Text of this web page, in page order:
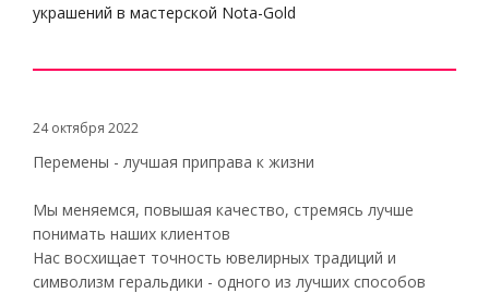
украшений в мастерской Nota-Gold
24 октября 2022
Перемены - лучшая приправа к жизни
Мы меняемся, повышая качество, стремясь лучше
понимать наших клиентов
Нас восхищает точность ювелирных традиций и
символизм геральдики - одного из лучших способов